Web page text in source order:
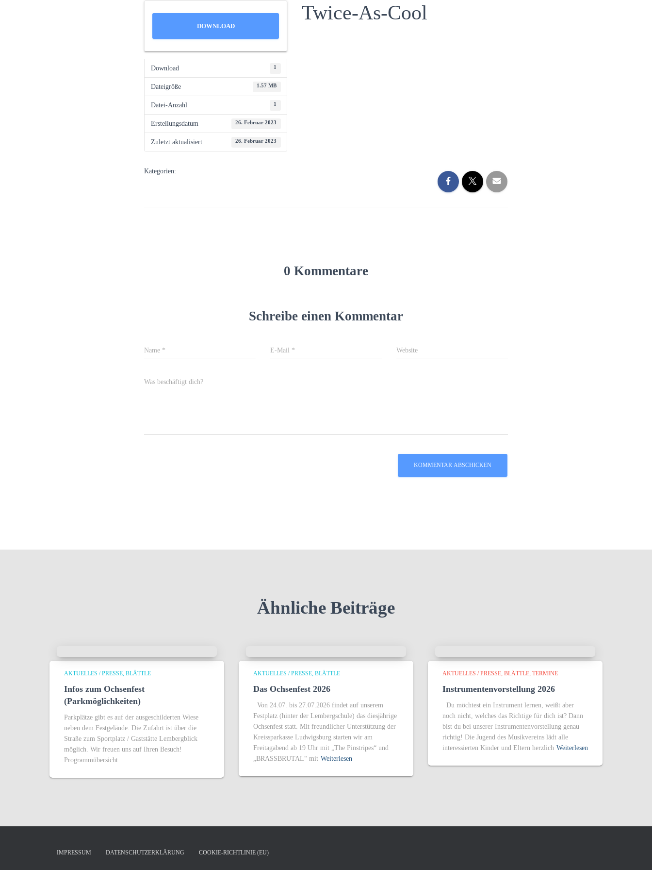
DOWNLOAD
Download 1
Dateigröße 1.57 MB
Datei-Anzahl 1
Erstellungsdatum 26. Februar 2023
Zuletzt aktualisiert 26. Februar 2023
Twice-As-Cool
Kategorien:
0 Kommentare
Schreibe einen Kommentar
Name * E-Mail * Website
Was beschäftigt dich?
Ähnliche Beiträge
AKTUELLES / PRESSE BLÄTTLE
Infos zum Ochsenfest
(Parkmöglichkeiten)
Parkplätze gibt es auf der ausgeschilderten Wiese
neben dem Festgelände. Die Zufahrt ist über die
Straße zum Sportplatz / Gaststätte Lembergblick
möglich. Wir freuen uns auf Ihren Besuch!
Programmübersicht
AKTUELLES / PRESSE BLÄTTLE
Das Ochsenfest 2026
Von 24.07. bis 27.07.2026 findet auf unserem
Festplatz (hinter der Lembergschule) das diesjährige
Ochsenfest statt. Mit freundlicher Unterstützung der
Kreissparkasse Ludwigsburg starten wir am
Freitagabend ab 19 Uhr mit „The Pinstripes“ und
„BRASSBRUTAL“ mit Weiterlesen
AKTUELLES / PRESSE BLÄTTLE TERMINE
Instrumentenvorstellung 2026
Du möchtest ein Instrument lernen, weißt aber
noch nicht, welches das Richtige für dich ist? Dann
bist du bei unserer Instrumentenvorstellung genau
richtig! Die Jugend des Musikvereins lädt alle
interessierten Kinder und Eltern herzlich Weiterlesen
IMPRESSUM DATENSCHUTZERKLÄRUNG COOKIE-RICHTLINIE (EU)